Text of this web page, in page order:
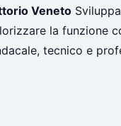
Veneto
la funzione
tecnico e